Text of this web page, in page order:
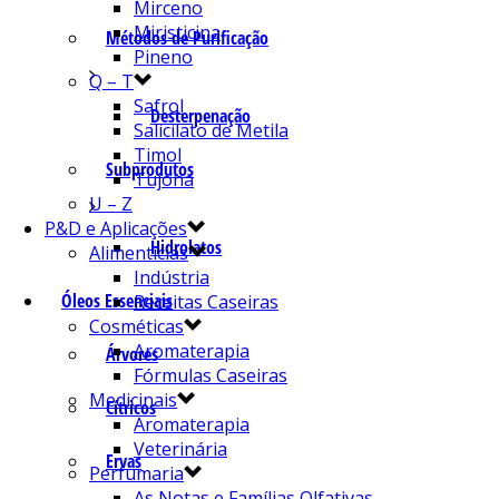
Métodos de Purificação
Desterpenação
Subprodutos
Hidrolatos
Óleos Essenciais
Árvores
Cítricos
Ervas
Mirceno
Miristicina
Pineno
Q – T
Safrol
Salicilato de Metila
Timol
Tujona
U – Z
P&D e Aplicações
Alimentícias
Indústria
Receitas Caseiras
Cosméticas
Aromaterapia
Fórmulas Caseiras
Medicinais
Aromaterapia
Veterinária
Perfumaria